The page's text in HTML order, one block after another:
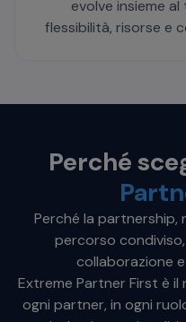
evolve insieme
flessibilità, risorse e
Perché
Perché la partnership,
percorso
collaborazione
Extreme Partner First è
ogni partner, in ogni